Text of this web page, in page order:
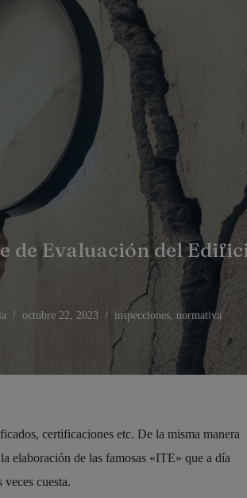
de Evaluación del
octubre 22, 2023 inspecciones, normativa
certificaciones etc. De la misma manera
elaboración de las famosas «ITE» que a día
cuesta.